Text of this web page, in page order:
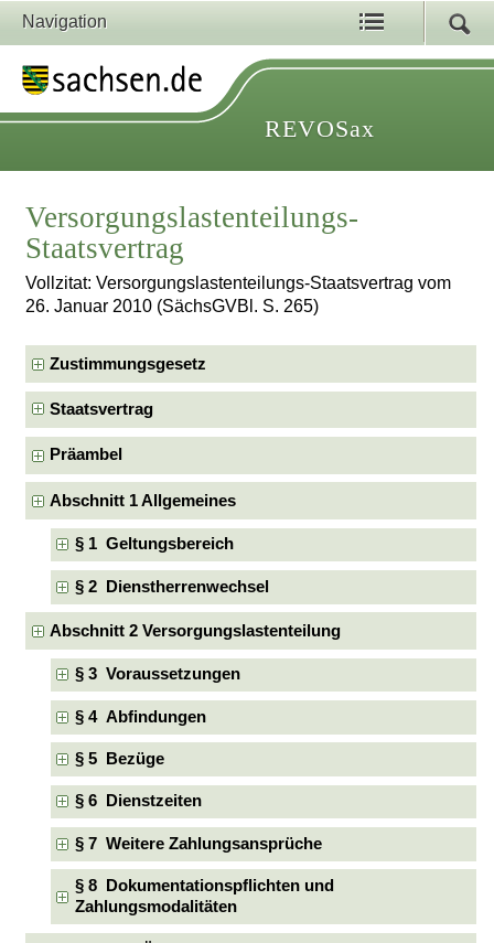
Navigation
REVOSax
Versorgungslastenteilungs-
Staatsvertrag
Vollzitat: Versorgungslastenteilungs-Staatsvertrag vom
26. Januar 2010 (SächsGVBl. S. 265)
Zustimmungsgesetz
Staatsvertrag
Präambel
Abschnitt 1 Allgemeines
§ 1 Geltungsbereich
§ 2 Dienstherrenwechsel
Abschnitt 2 Versorgungslastenteilung
§ 3 Voraussetzungen
§ 4 Abfindungen
§ 5 Bezüge
§ 6 Dienstzeiten
§ 7 Weitere Zahlungsansprüche
§ 8 Dokumentationspflichten und
Zahlungsmodalitäten